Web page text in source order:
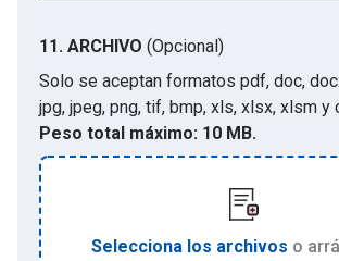
11. ARCHIVO (Opcional)
Solo se aceptan formatos pdf, doc,
jpg, jpeg, png, tif, bmp, xls, xlsx, xlsm y
Peso total máximo: 10 MB.
Selecciona los archivos o